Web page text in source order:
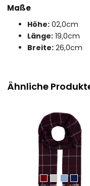
Maße
Höhe: 02,0cm
Länge: 19,0cm
Breite: 26,0cm
Ähnliche